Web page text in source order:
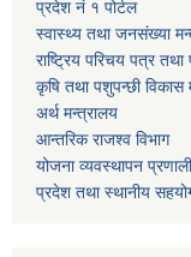
प्रदेश नं १ पोर्टल
स्वास्थ्य तथा जनसंख्या
राष्ट्रिय परिचय पत्र
कृषि तथा पशुपन्छी विकास
अर्थ मन्त्रालय
आन्तरिक राजश्व विभाग
योजना व्यवस्थापन प्रणाली
प्रदेश तथा स्थानीय